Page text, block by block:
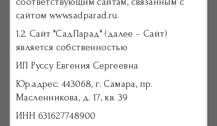
сайтом www.sadparad.ru.
1.2. Сайт "СадПарад" (далее – Сайт)
является собственностью
ИП Руссу Евгения Сергеевна
Юр.адрес: 443068, г. Самара, пр.
Масленникова, д. 17, кв. 39
ИНН 631627748900